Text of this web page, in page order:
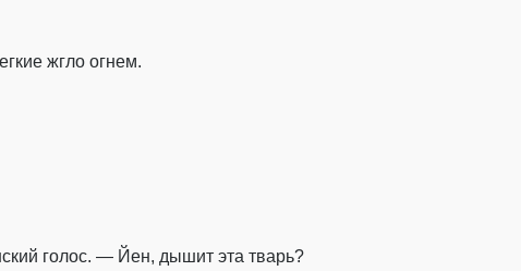
жгло огнем.
голос. — Йен, дышит эта тварь?